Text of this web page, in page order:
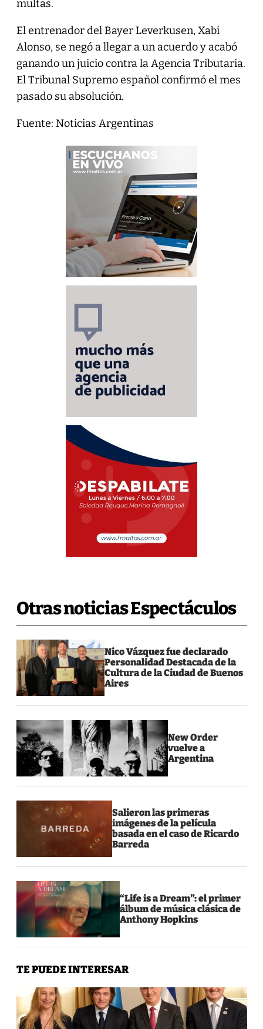
multas.
El entrenador del Bayer Leverkusen, Xabi
Alonso, se negó a llegar a un acuerdo y acabó
ganando un juicio contra la Agencia Tributaria.
El Tribunal Supremo español confirmó el mes
pasado su absolución.
Fuente: Noticias Argentinas
Otras noticias Espectáculos
Nico Vázquez fue declarado
Personalidad Destacada de la
Cultura de la Ciudad de Buenos
Aires
New Order
vuelve a
Argentina
Salieron las primeras
imágenes de la película
basada en el caso de Ricardo
Barreda
“Life is a Dream”: el primer
álbum de música clásica de
Anthony Hopkins
TE PUEDE INTERESAR